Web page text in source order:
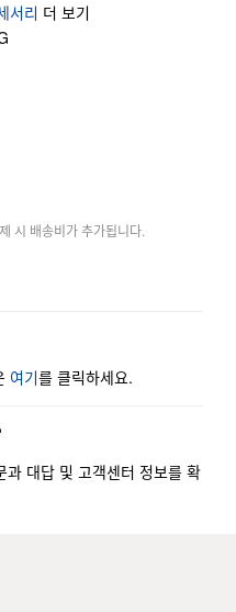
서리 더 보기
시 배송비가 추가됩니다.
여기를 클릭하세요.
과 대답 및 고객센터 정보를 확